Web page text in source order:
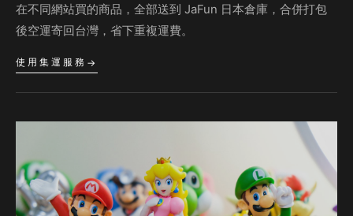
在不同網站買的商品，全部送到 JaFun 日本倉庫，合併打包
後空運寄回台灣，省下重複運費。
使用集運服務 →